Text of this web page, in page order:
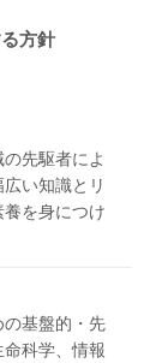
方針
先駆者によ
い知識とリ
を身につけ
の基盤的・先
科学、情報